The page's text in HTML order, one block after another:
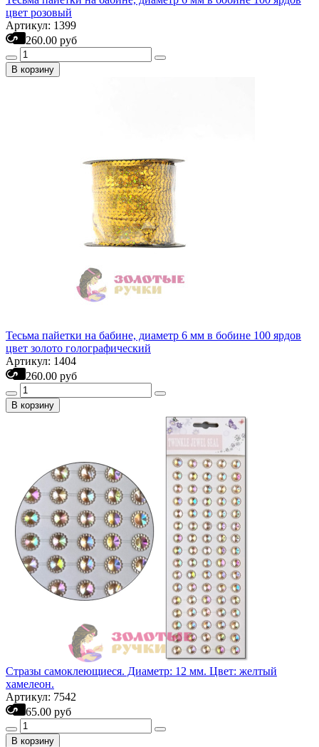
цвет розовый
Артикул: 1399
260.00 руб
В корзину
Тесьма пайетки на бабине, диаметр 6 мм в бобине 100 ярдов
цвет золото голографический
Артикул: 1404
260.00 руб
В корзину
Стразы самоклеющиеся. Диаметр: 12 мм. Цвет: желтый
хамелеон.
Артикул: 7542
65.00 руб
В корзину